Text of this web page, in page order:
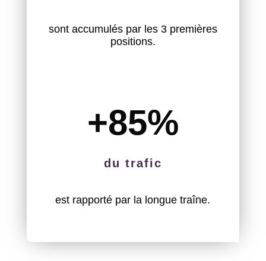
sont accumulés par les 3 premières
positions.
+85%
du trafic
est rapporté par la longue traîne.